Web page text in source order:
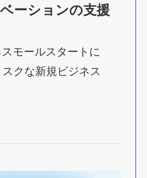
ーションの支援
モールスタートに
クな新規ビジネス